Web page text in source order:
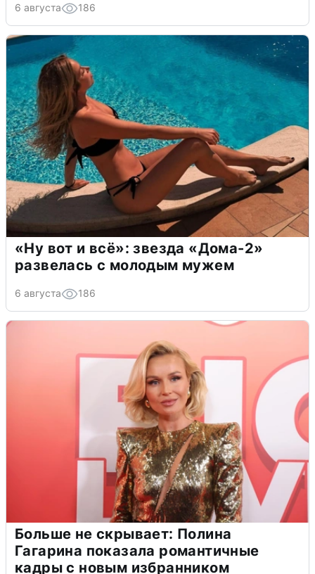
6 августа 186
«Ну вот и всё»: звезда «Дома-2»
развелась с молодым мужем
6 августа 186
Больше не скрывает: Полина
Гагарина показала романтичные
кадры с новым избранником